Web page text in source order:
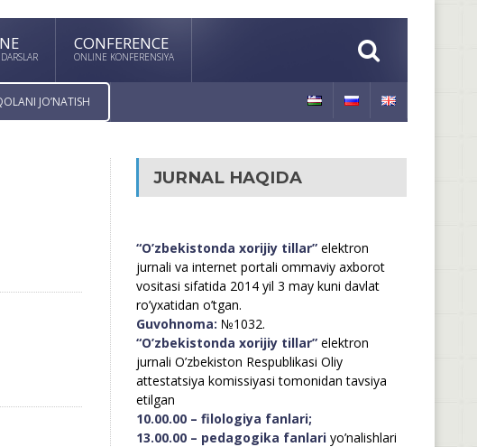
CONFERENCE
ONLINE KONFERENSIYA
JO’NATISH
JURNAL HAQIDA
“O’zbekistonda xorijiy tillar”elektron
jurnali va internet portali ommaviy axborot
vositasi sifatida 2014 yil 3 may kuni davlat
ro’yxatidan o’tgan.
Guvohnoma: №1032.
“O’zbekistonda xorijiy tillar”elektron
jurnali O’zbekiston Respublikasi Oliy
attestatsiya komissiyasi tomonidan tavsiya
etilgan
10.00.00 – filologiya fanlari;
13.00.00 – pedagogika fanlariyo’nalishlari